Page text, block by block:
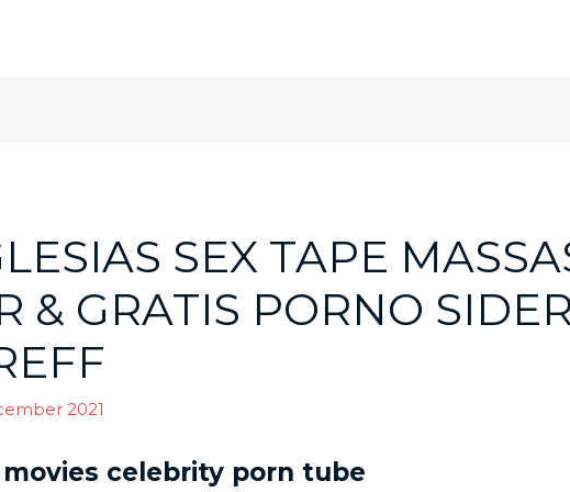
SEX TAPE
& GRATIS PORNO SIDER
2021
celebrity porn tube